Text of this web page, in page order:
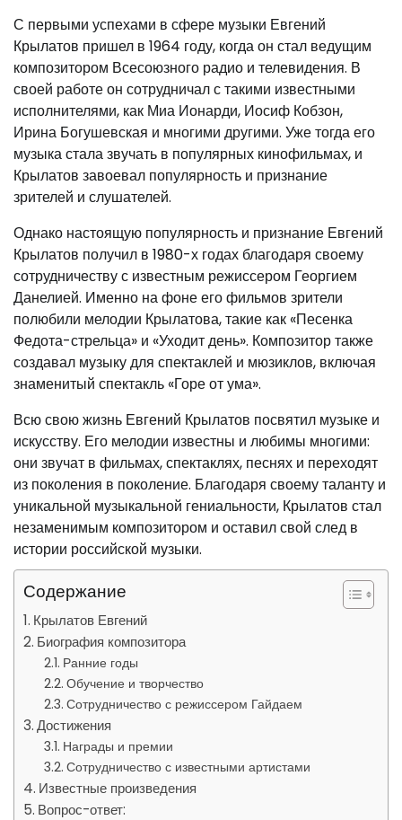
С первыми успехами в сфере музыки Евгений
Крылатов пришел в 1964 году, когда он стал ведущим
композитором Всесоюзного радио и телевидения. В
своей работе он сотрудничал с такими известными
исполнителями, как Миа Ионарди, Иосиф Кобзон,
Ирина Богушевская и многими другими. Уже тогда его
музыка стала звучать в популярных кинофильмах, и
Крылатов завоевал популярность и признание
зрителей и слушателей.
Однако настоящую популярность и признание Евгений
Крылатов получил в 1980-х годах благодаря своему
сотрудничеству с известным режиссером Георгием
Данелией. Именно на фоне его фильмов зрители
полюбили мелодии Крылатова, такие как «Песенка
Федота-стрельца» и «Уходит день». Композитор также
создавал музыку для спектаклей и мюзиклов, включая
знаменитый спектакль «Горе от ума».
Всю свою жизнь Евгений Крылатов посвятил музыке и
искусству. Его мелодии известны и любимы многими:
они звучат в фильмах, спектаклях, песнях и переходят
из поколения в поколение. Благодаря своему таланту и
уникальной музыкальной гениальности, Крылатов стал
незаменимым композитором и оставил свой след в
истории российской музыки.
Содержание
Крылатов Евгений
Биография композитора
Ранние годы
Обучение и творчество
Сотрудничество с режиссером Гайдаем
Достижения
Награды и премии
Сотрудничество с известными артистами
Известные произведения
Вопрос-ответ: